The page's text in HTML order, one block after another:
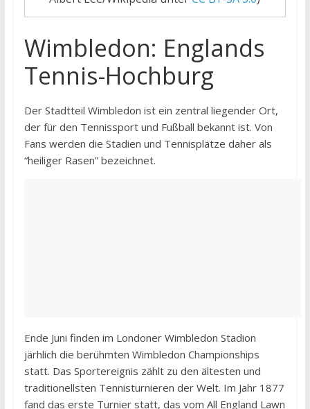
Wimbledon: Englands
Tennis-Hochburg
Der Stadtteil Wimbledon ist ein zentral liegender Ort,
der für den Tennissport und Fußball bekannt ist. Von
Fans werden die Stadien und Tennisplätze daher als
“heiliger Rasen” bezeichnet.
Ende Juni finden im Londoner Wimbledon Stadion
järhlich die berühmten Wimbledon Championships
statt. Das Sportereignis zählt zu den ältesten und
traditionellsten Tennisturnieren der Welt. Im Jahr 1877
fand das erste Turnier statt, das vom All England Lawn